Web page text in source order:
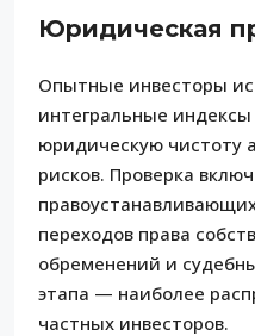
Юридическая
Опытные инвесторы
интегральные
юридическую чистоту
рисков. Проверка
переходов права
обременений и
этапа — наиболее
частных инвесторов.